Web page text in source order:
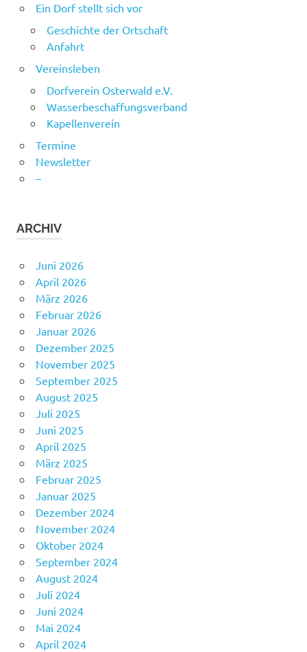
Ein Dorf stellt sich vor
Geschichte der Ortschaft
Anfahrt
Vereinsleben
Dorfverein Osterwald e.V.
Wasserbeschaffungsverband
Kapellenverein
Termine
Newsletter
–
ARCHIV
Juni 2026
April 2026
März 2026
Februar 2026
Januar 2026
Dezember 2025
November 2025
September 2025
August 2025
Juli 2025
Juni 2025
April 2025
März 2025
Februar 2025
Januar 2025
Dezember 2024
November 2024
Oktober 2024
September 2024
August 2024
Juli 2024
Juni 2024
Mai 2024
April 2024